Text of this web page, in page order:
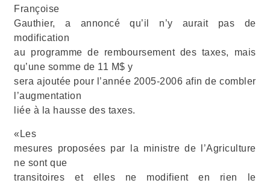
Françoise
Gauthier, a annoncé qu’il n’y aurait pas de
modification
au programme de remboursement des taxes, mais
qu’une somme de 11 M$ y
sera ajoutée pour l’année 2005-2006 afin de combler
l’augmentation
liée à la hausse des taxes.
«Les
mesures proposées par la ministre de l’Agriculture
ne sont que
transitoires et elles ne modifient en rien le